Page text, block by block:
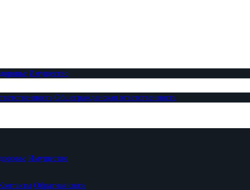
Имущество
Общегражданская ответственность
Имущество
Обратная связь